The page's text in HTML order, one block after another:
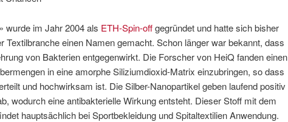
wurde im Jahr 2004 als ETH-Spin-offgegründet und hatte sich bisher
Textilbranche einen Namen gemacht. Schon länger war bekannt, dass
von Bakterien entgegenwirkt. Die Forscher von HeiQ fanden einen
in eine amorphe Siliziumdioxid-Matrix einzubringen, so dass
und hochwirksam ist. Die Silber-Nanopartikel geben laufend positiv
wodurch eine antibakterielle Wirkung entsteht. Dieser Stoff mit dem
hauptsächlich bei Sportbekleidung und Spitaltextilien Anwendung.